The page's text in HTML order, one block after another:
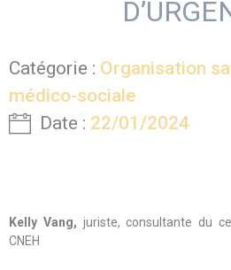
Catégorie : Organisation
médico-sociale
Date : 22/01/2024
Kelly Vang, juriste, consultante du
CNEH